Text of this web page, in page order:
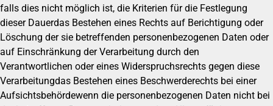
falls dies nicht möglich ist, die Kriterien für die Festlegung
dieser Dauerdas Bestehen eines Rechts auf Berichtigung oder
Löschung der sie betreffenden personenbezogenen Daten oder
auf Einschränkung der Verarbeitung durch den
Verantwortlichen oder eines Widerspruchsrechts gegen diese
Verarbeitungdas Bestehen eines Beschwerderechts bei einer
Aufsichtsbehördewenn die personenbezogenen Daten nicht bei